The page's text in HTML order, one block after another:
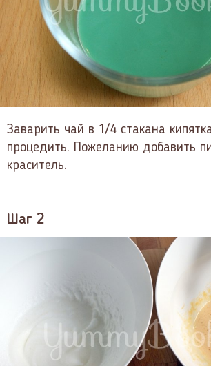
Заварить чай в 1/4 стакана
процедить. Пожеланию добавить
краситель.
Шаг 2